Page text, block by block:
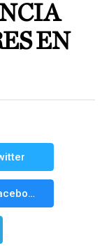
EN
Facebook Messenger